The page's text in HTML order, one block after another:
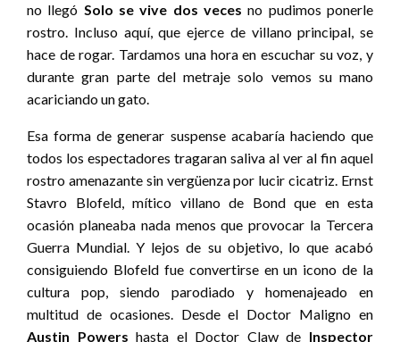
no llegó Solo se vive dos veces no pudimos ponerle
rostro. Incluso aquí, que ejerce de villano principal, se
hace de rogar. Tardamos una hora en escuchar su voz, y
durante gran parte del metraje solo vemos su mano
acariciando un gato.
Esa forma de generar suspense acabaría haciendo que
todos los espectadores tragaran saliva al ver al fin aquel
rostro amenazante sin vergüenza por lucir cicatriz. Ernst
Stavro Blofeld, mítico villano de Bond que en esta
ocasión planeaba nada menos que provocar la Tercera
Guerra Mundial. Y lejos de su objetivo, lo que acabó
consiguiendo Blofeld fue convertirse en un icono de la
cultura pop, siendo parodiado y homenajeado en
multitud de ocasiones. Desde el Doctor Maligno en
Austin Powers hasta el Doctor Claw de Inspector